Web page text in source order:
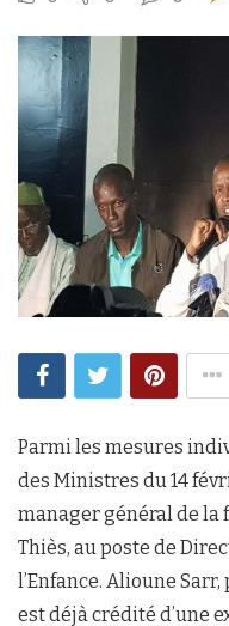
Parmi les mesures
des Ministres du 14
manager général de la
Thiès, au poste de
l’Enfance. Alioune Sarr,
est déjà crédité d’une